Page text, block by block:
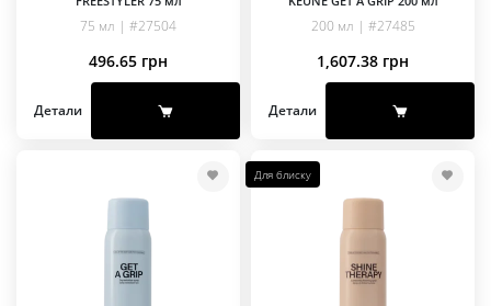
75 мл | #27504
496.65 грн
Детали
200 мл | #27485
1,607.38 грн
Детали
Для блиску